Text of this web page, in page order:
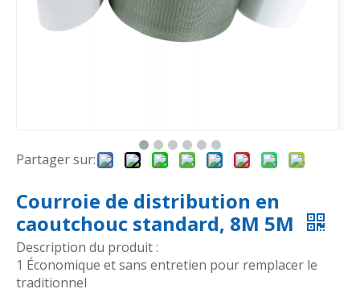
Partager sur:
Courroie de distribution en
caoutchouc standard, 8M 5M
Description du produit :
1 Économique et sans entretien pour remplacer le
traditionnel